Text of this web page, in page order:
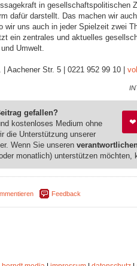
in gesellschaftspolitischen
dafür darstellt. Das machen wir
wir uns auch in jeder Spielzeit zwei
ein zentrales und aktuelles
Umwelt.
| Aachener Str. 5 | 0221 952 99 10 |
❤
gefallen?
kostenloses Medium ohne
die Unterstützung unserer
Wenn Sie unseren
monatlich) unterstützen möchten,
Feedback